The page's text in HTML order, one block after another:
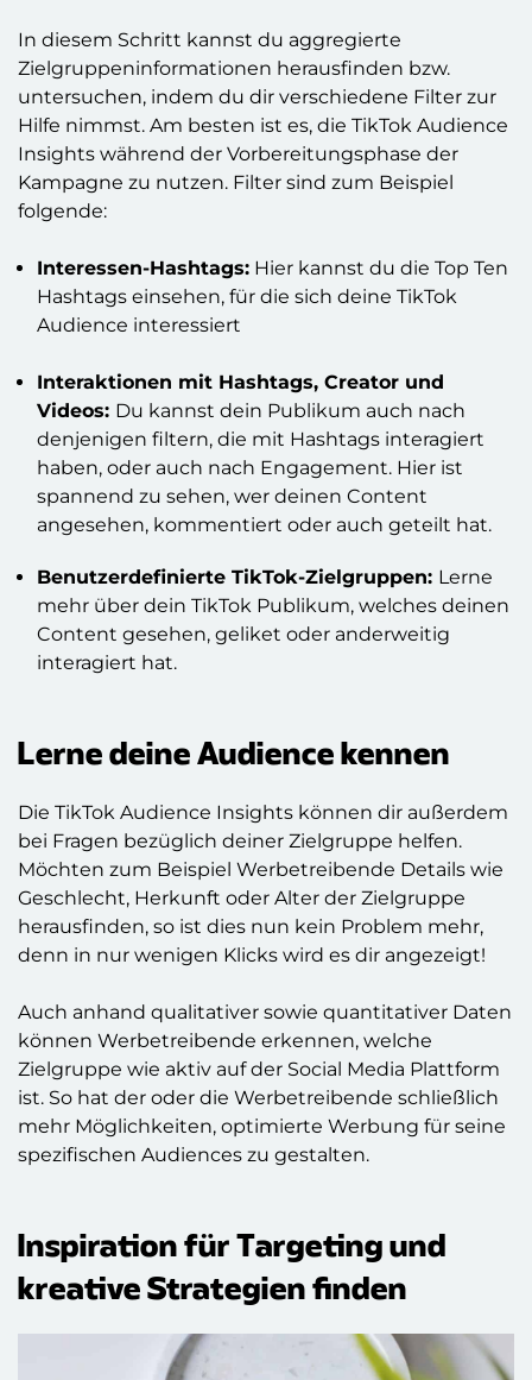
In diesem Schritt kannst du aggregierte
Zielgruppeninformationen herausfinden bzw.
untersuchen, indem du dir verschiedene Filter zur
Hilfe nimmst. Am besten ist es, die TikTok Audience
Insights während der Vorbereitungsphase der
Kampagne zu nutzen. Filter sind zum Beispiel
folgende:
Interessen-Hashtags: Hier kannst du die Top Ten
Hashtags einsehen, für die sich deine TikTok
Audience interessiert
Interaktionen mit Hashtags, Creator und
Videos: Du kannst dein Publikum auch nach
denjenigen filtern, die mit Hashtags interagiert
haben, oder auch nach Engagement. Hier ist
spannend zu sehen, wer deinen Content
angesehen, kommentiert oder auch geteilt hat.
Benutzerdefinierte TikTok-Zielgruppen: Lerne
mehr über dein TikTok Publikum, welches deinen
Content gesehen, geliket oder anderweitig
interagiert hat.
Lerne deine Audience kennen
Die TikTok Audience Insights können dir außerdem
bei Fragen bezüglich deiner Zielgruppe helfen.
Möchten zum Beispiel Werbetreibende Details wie
Geschlecht, Herkunft oder Alter der Zielgruppe
herausfinden, so ist dies nun kein Problem mehr,
denn in nur wenigen Klicks wird es dir angezeigt!
Auch anhand qualitativer sowie quantitativer Daten
können Werbetreibende erkennen, welche
Zielgruppe wie aktiv auf der Social Media Plattform
ist. So hat der oder die Werbetreibende schließlich
mehr Möglichkeiten, optimierte Werbung für seine
spezifischen Audiences zu gestalten.
Inspiration für Targeting und
kreative Strategien finden